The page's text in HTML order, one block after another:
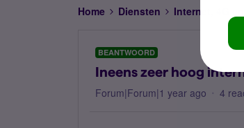
Home Diensten Internet, 4G en
BEANTWOORD
Ineens zeer hoog
Forum|Forum|1 year ago 4